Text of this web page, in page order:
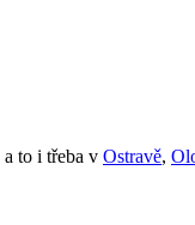
a to i třeba v Ostravě,